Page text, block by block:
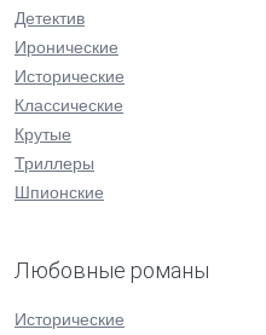
Детектив
Иронические
Исторические
Классические
Крутые
Триллеры
Шпионские
Любовные романы
Исторические